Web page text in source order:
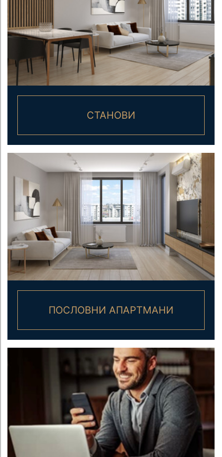
СТАНОВИ
ПОСЛОВНИ АПАРТМАНИ